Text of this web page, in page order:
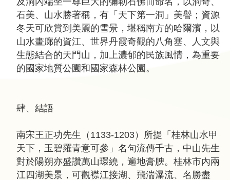
石美、山水勝著稱，有「天下第一洞」美譽；資源
冬天可欣賞到美麗的雪景，堪稱南方的哈爾濱，以
山水畫廊的資江、世界丹霞奇觀的八角塞、人文與
生態結合的天門山，加上濃郁的民族風情，為重要
的國家地質公園和國家森林公園。
肆、結語
南宋王正功先生（1133-1203）所提「桂林山水甲
天下，玉碧羅青意可參」名句流傳千古，中山先生
對於陽朔亦盛讚萬山環繞，遍地膏腴。桂林市內兩
江四湖美景，可觀襟江接湖、飛湍瀑流、名勝盡